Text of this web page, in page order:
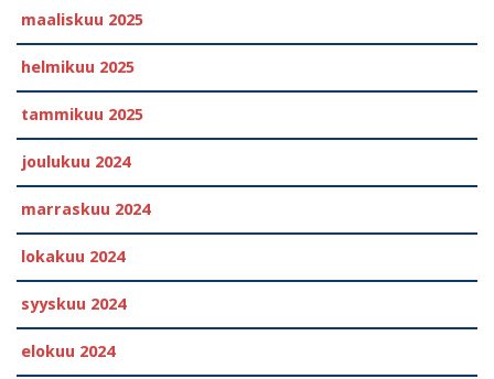
maaliskuu 2025
helmikuu 2025
tammikuu 2025
joulukuu 2024
marraskuu 2024
lokakuu 2024
syyskuu 2024
elokuu 2024